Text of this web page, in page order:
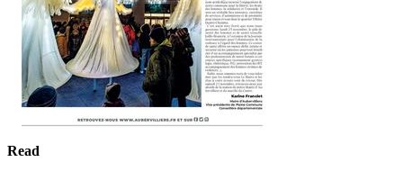
Read